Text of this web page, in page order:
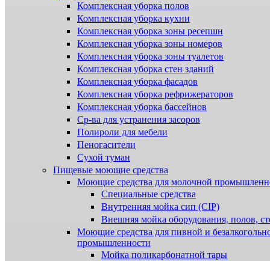
Комплексная уборка полов
Комплексная уборка кухни
Комплексная уборка зоны ресепшн
Комплексная уборка зоны номеров
Комплексная уборка зоны туалетов
Комплексная уборка стен зданий
Комплексная уборка фасадов
Комплексная уборка рефрижераторов
Комплексная уборка бассейнов
Ср-ва для устранения засоров
Полироли для мебели
Пеногасители
Сухой туман
Пищевые моющие средства
Моющие средства для молочной
Специальные средства
Внутренняя мойка сип (CIP)
Внешняя мойка оборудования, полов,
Моющие средства для пивной и
промышленности
Мойка поликарбонатной тары